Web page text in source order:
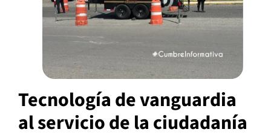
Tecnología de vanguardia
al servicio de la ciudadanía